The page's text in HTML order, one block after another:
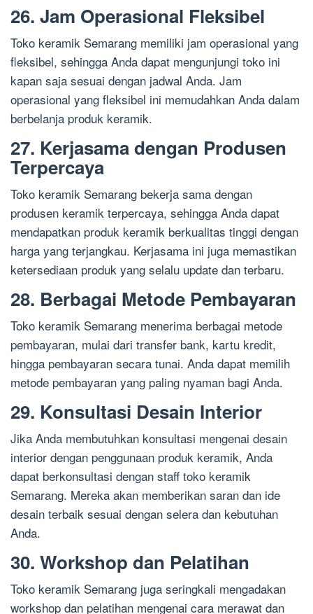
26. Jam Operasional Fleksibel
Toko keramik Semarang memiliki jam operasional yang
fleksibel, sehingga Anda dapat mengunjungi toko ini
kapan saja sesuai dengan jadwal Anda. Jam
operasional yang fleksibel ini memudahkan Anda dalam
berbelanja produk keramik.
27. Kerjasama dengan Produsen
Terpercaya
Toko keramik Semarang bekerja sama dengan
produsen keramik terpercaya, sehingga Anda dapat
mendapatkan produk keramik berkualitas tinggi dengan
harga yang terjangkau. Kerjasama ini juga memastikan
ketersediaan produk yang selalu update dan terbaru.
28. Berbagai Metode Pembayaran
Toko keramik Semarang menerima berbagai metode
pembayaran, mulai dari transfer bank, kartu kredit,
hingga pembayaran secara tunai. Anda dapat memilih
metode pembayaran yang paling nyaman bagi Anda.
29. Konsultasi Desain Interior
Jika Anda membutuhkan konsultasi mengenai desain
interior dengan penggunaan produk keramik, Anda
dapat berkonsultasi dengan staff toko keramik
Semarang. Mereka akan memberikan saran dan ide
desain terbaik sesuai dengan selera dan kebutuhan
Anda.
30. Workshop dan Pelatihan
Toko keramik Semarang juga seringkali mengadakan
workshop dan pelatihan mengenai cara merawat dan